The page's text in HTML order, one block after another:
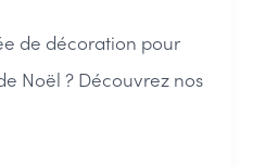
de décoration pour
Noël ? Découvrez nos